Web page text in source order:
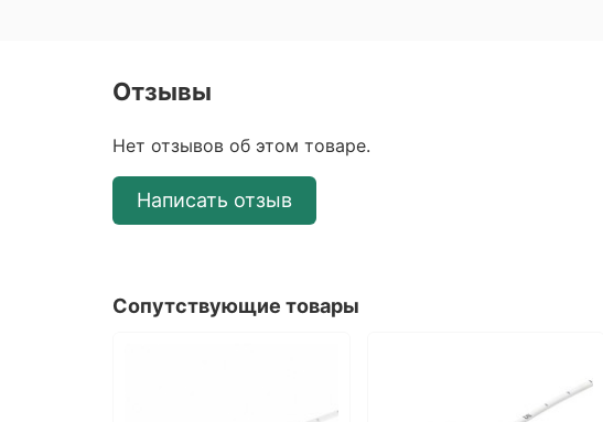
Отзывы
Нет отзывов об этом товаре.
Написать отзыв
Сопутствующие товары